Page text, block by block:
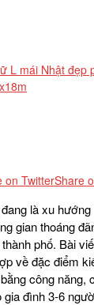
L mái Nhật đẹp
on TwitterShare
đang là xu
gian thoáng
phố. Bài
về đặc điểm
công năng,
đình 3-6